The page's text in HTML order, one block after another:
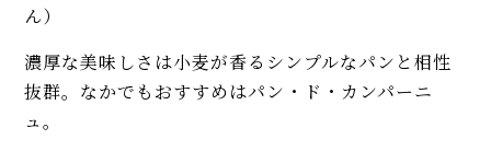
ん）
濃厚な美味しさは小麦が香るシンプルなパンと相性
抜群。なかでもおすすめはパン・ド・カンパーニ
ュ。